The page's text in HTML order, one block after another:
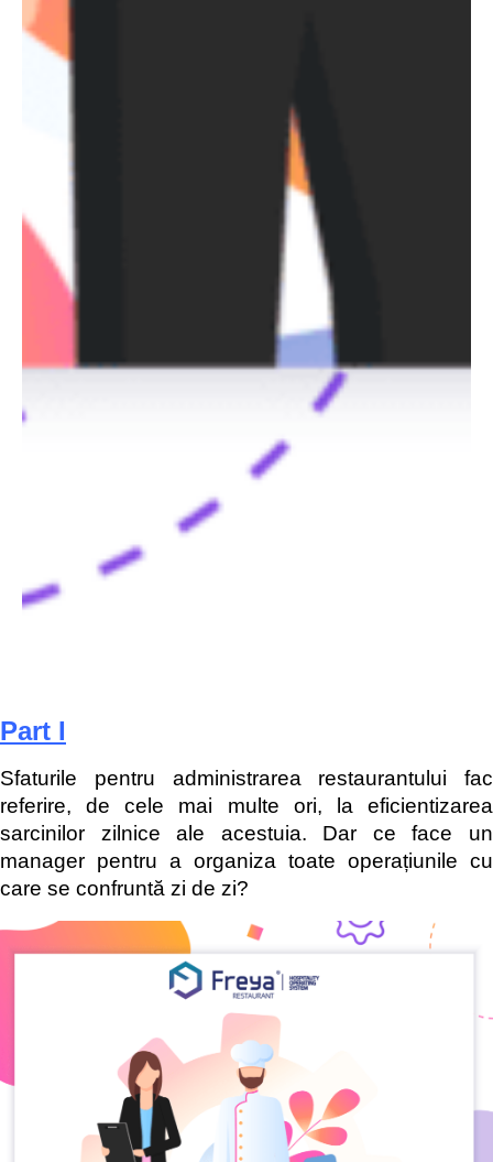
Part I
Sfaturile pentru administrarea restaurantului fac
referire, de cele mai multe ori, la eficientizarea
sarcinilor zilnice ale acestuia. Dar ce face un
manager pentru a organiza toate operațiunile cu
care se confruntă zi de zi?